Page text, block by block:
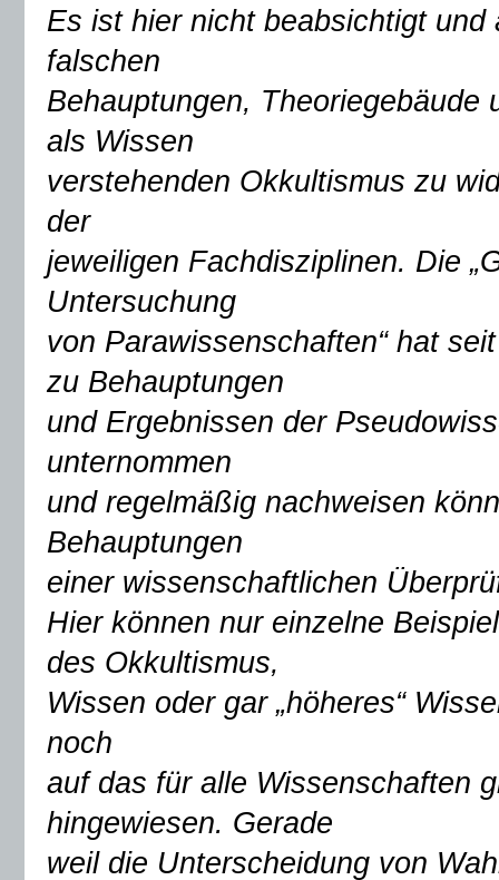
Es ist hier nicht beabsichtigt
falschen
Behauptungen, Theoriegebäude
als Wissen
verstehenden Okkultismus zu
der
jeweiligen Fachdisziplinen. Die
Untersuchung
von Parawissenschaften“ hat
zu Behauptungen
und Ergebnissen der
unternommen
und regelmäßig nachweisen
Behauptungen
einer wissenschaftlichen
Hier können nur einzelne
des Okkultismus,
Wissen oder gar „höheres“
noch
auf das für alle Wissenschaften
hingewiesen. Gerade
weil die Unterscheidung von